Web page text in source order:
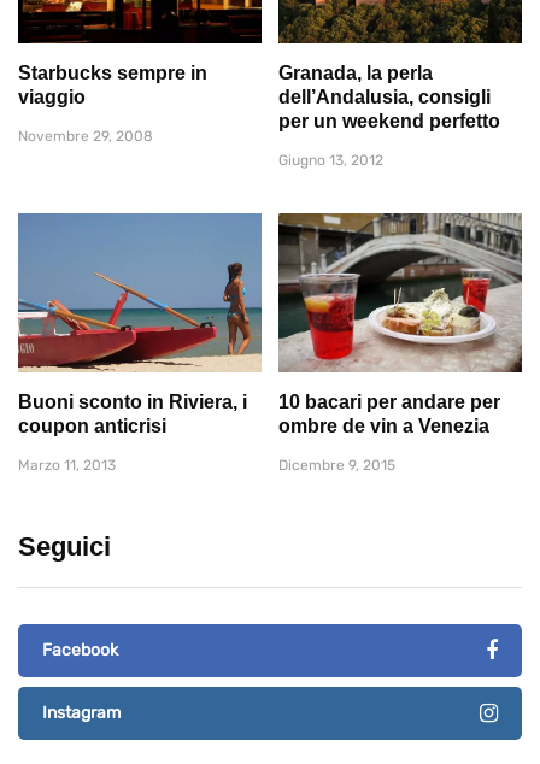
Starbucks sempre in
viaggio
Novembre 29, 2008
Granada, la perla
dell’Andalusia, consigli
per un weekend perfetto
Giugno 13, 2012
Buoni sconto in Riviera, i
coupon anticrisi
Marzo 11, 2013
10 bacari per andare per
ombre de vin a Venezia
Dicembre 9, 2015
Seguici
Facebook
Instagram